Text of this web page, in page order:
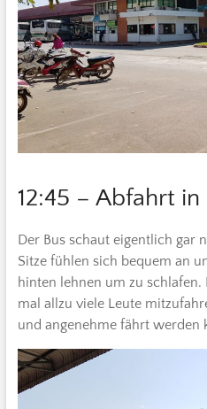
12:45 – Abfahrt in
Der Bus schaut eigentlich gar
Sitze fühlen sich bequem an
hinten lehnen um zu
mal allzu viele Leute
und angenehme fährt werden